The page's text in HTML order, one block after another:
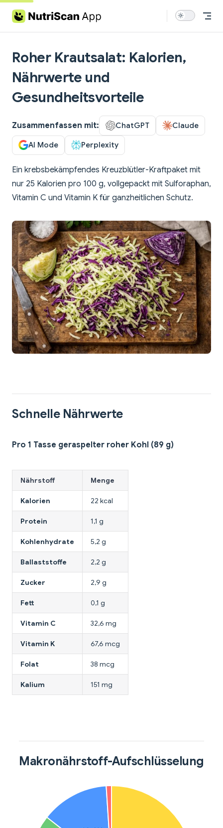
Skip to content
Roher Krautsalat: Kalorien,
Nährwerte und
Gesundheitsvorteile
Zusammenfassen mit: ChatGPT Claude
AI Mode Perplexity
Ein krebsbekämpfendes Kreuzblütler-Kraftpaket mit
nur 25 Kalorien pro 100 g, vollgepackt mit Sulforaphan,
Vitamin C und Vitamin K für ganzheitlichen Schutz.
Schnelle Nährwerte
Pro 1 Tasse geraspelter roher Kohl (89 g)
Nährstoff Menge
Kalorien 22 kcal
Protein 1,1 g
Kohlenhydrate 5,2 g
Ballaststoffe 2,2 g
Zucker 2,9 g
Fett 0,1 g
Vitamin C 32,6 mg
Vitamin K 67,6 mcg
Folat 38 mcg
Kalium 151 mg
Makronährstoff-Aufschlüsselung